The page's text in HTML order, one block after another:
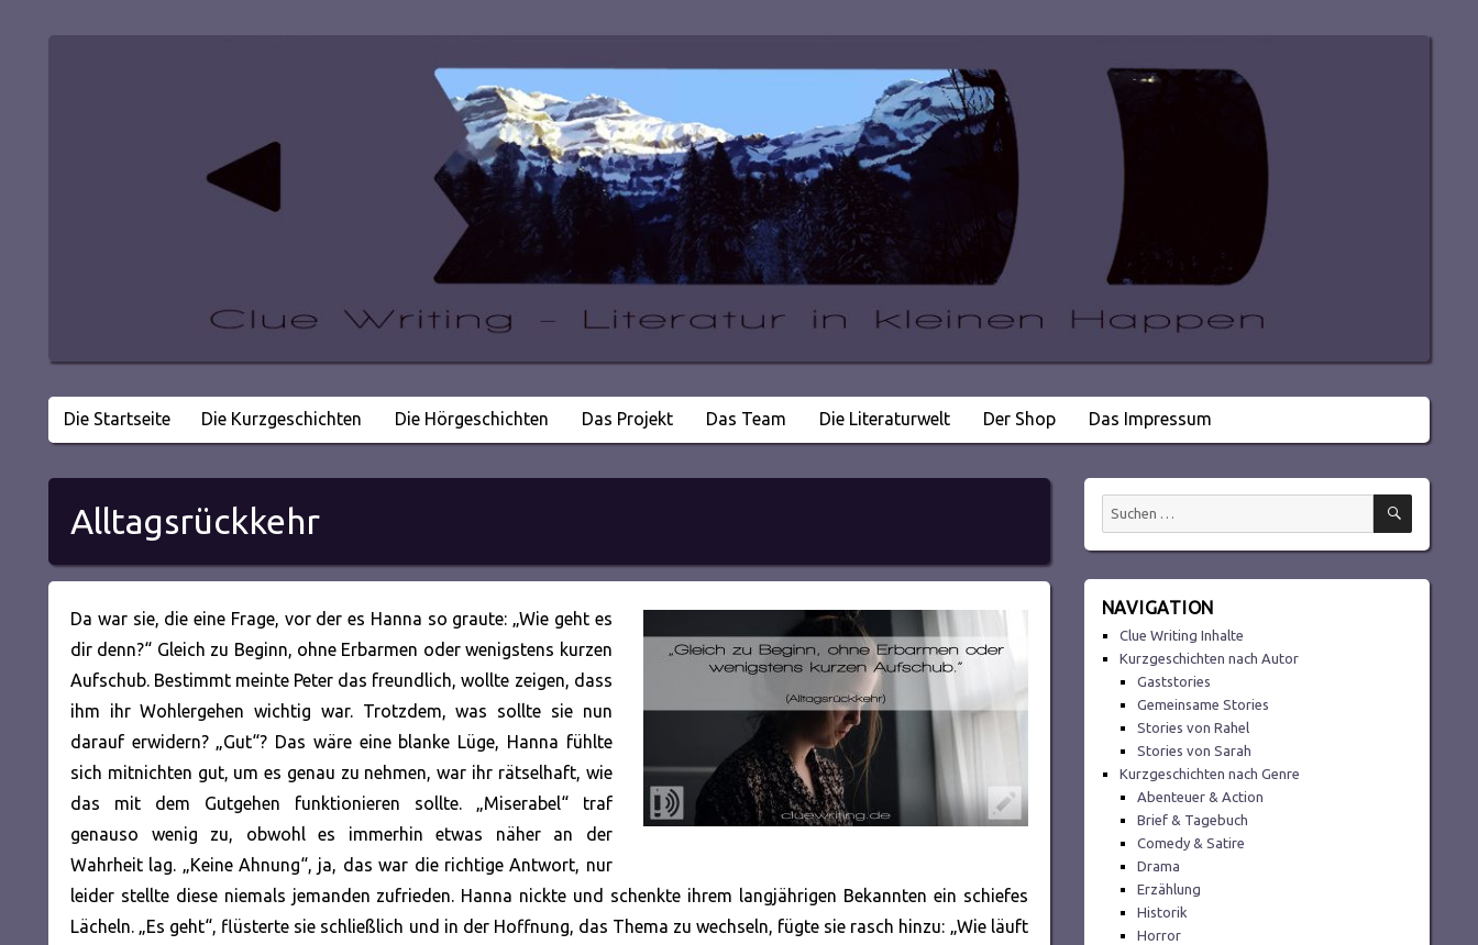
Clue Writing
Die Startseite Die Kurzgeschichten Die Hörgeschichten Das Projekt Das Team Die Literaturwelt Der Shop Das Impressum
Alltagsrückkehr
Da war sie, die eine Frage, vor der es Hanna so graute: „Wie geht es
dir denn?“ Gleich zu Beginn, ohne Erbarmen oder wenigstens kurzen
Aufschub. Bestimmt meinte Peter das freundlich, wollte zeigen, dass
ihm ihr Wohlergehen wichtig war. Trotzdem, was sollte sie nun
darauf erwidern? „Gut“? Das wäre eine blanke Lüge, Hanna fühlte
sich mitnichten gut, um es genau zu nehmen, war ihr rätselhaft, wie
das mit dem Gutgehen funktionieren sollte. „Miserabel“ traf
genauso wenig zu, obwohl es immerhin etwas näher an der
Wahrheit lag. „Keine Ahnung“, ja, das war die richtige Antwort, nur
leider stellte diese niemals jemanden zufrieden. Hanna nickte und schenkte ihrem langjährigen Bekannten ein schiefes
Lächeln. „Es geht“, flüsterte sie schließlich und in der Hoffnung, das Thema zu wechseln, fügte sie rasch hinzu: „Wie läuft
Suchen
SUCHEN
NAVIGATION
Clue Writing Inhalte
Kurzgeschichten nach Autor
Gaststories
Gemeinsame Stories
Stories von Rahel
Stories von Sarah
Kurzgeschichten nach Genre
Abenteuer & Action
Brief & Tagebuch
Comedy & Satire
Drama
Erzählung
Historik
Horror